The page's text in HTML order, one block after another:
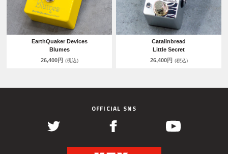
EarthQuaker Devices
Blumes
26,400円 (税込)
Catalinbread
Little Secret
26,400円 (税込)
OFFICIAL SNS